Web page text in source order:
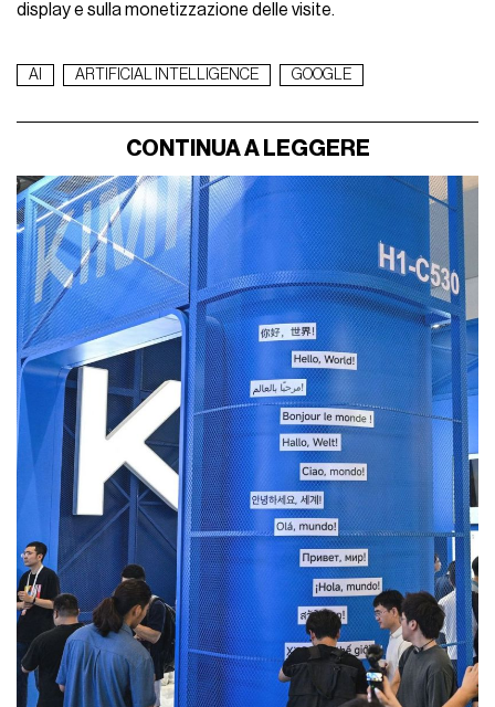
display e sulla monetizzazione delle visite.
AI ARTIFICIAL INTELLIGENCE GOOGLE
CONTINUA A LEGGERE